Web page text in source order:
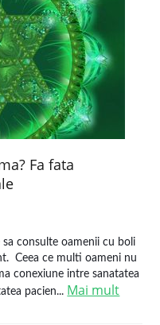
Fa fata
sa consulte oamenii cu boli
Ceea ce multi oameni nu
conexiune intre sanatatea
pacien... Mai mult